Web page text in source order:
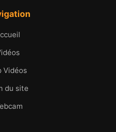
Vidéos
du site